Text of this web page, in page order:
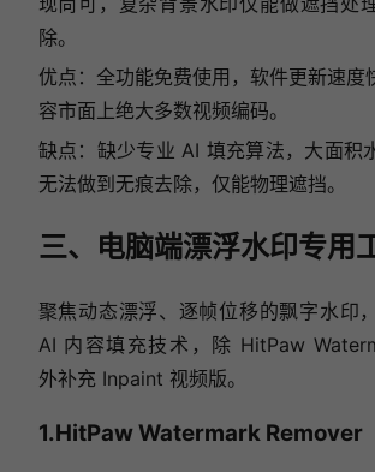
除。
优点：全功能免费使用，软件更新速度
容市面上绝大多数视频编码。
缺点：缺少专业 AI 填充算法，大面积
无法做到无痕去除，仅能物理遮挡。
三、电脑端漂浮水印专用
聚焦动态漂浮、逐帧位移的飘字水印
AI 内容填充技术，除 HitPaw
外补充 Inpaint 视频版。
1.HitPaw Watermark Remover